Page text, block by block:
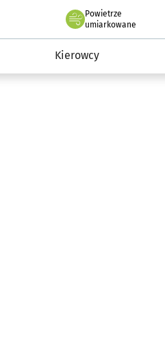
Powietrze
we Wrocławiu
umiarkowane
Kierowcy